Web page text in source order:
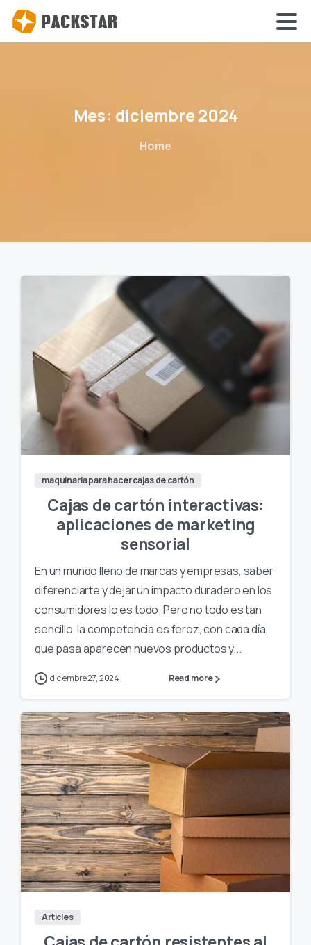
Mes: diciembre2024
Home
maquinaria para hacer cajas de cartón
Cajas de cartón interactivas:
aplicaciones de marketing
sensorial
En un mundo lleno de marcas y empresas, saber
diferenciarte y dejar un impacto duradero en los
consumidores lo es todo. Pero no todo es tan
sencillo, la competencia es feroz, con cada día
que pasa aparecen nuevos productos y...
diciembre 27, 2024 Read more
Articles